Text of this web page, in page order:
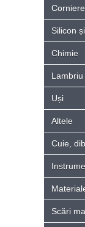
Silicon
Chimie
Lambriu
Uși
Altele
Cuie,
Scări